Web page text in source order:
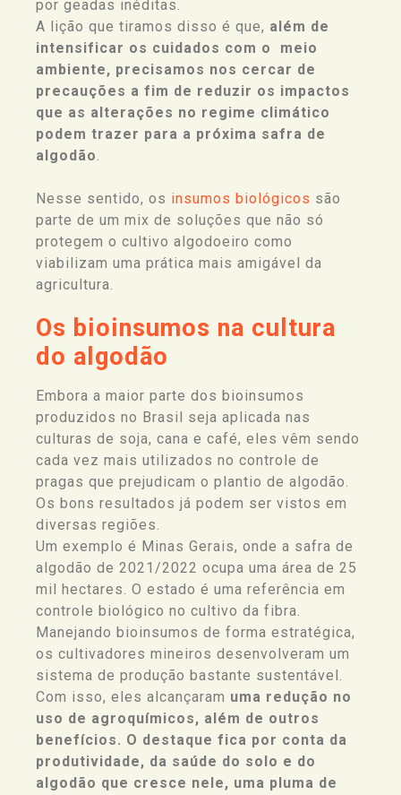
por geadas inéditas.
A lição que tiramos disso é que, além de
intensificar os cuidados com o meio
ambiente, precisamos nos cercar de
precauções a fim de reduzir os impactos
que as alterações no regime climático
podem trazer para a próxima safra de
algodão.
Nesse sentido, os insumos biológicos são
parte de um mix de soluções que não só
protegem o cultivo algodoeiro como
viabilizam uma prática mais amigável da
agricultura.
Os bioinsumos na cultura
do algodão
Embora a maior parte dos bioinsumos
produzidos no Brasil seja aplicada nas
culturas de soja, cana e café, eles vêm sendo
cada vez mais utilizados no controle de
pragas que prejudicam o plantio de algodão.
Os bons resultados já podem ser vistos em
diversas regiões.
Um exemplo é Minas Gerais, onde a safra de
algodão de 2021/2022 ocupa uma área de 25
mil hectares. O estado é uma referência em
controle biológico no cultivo da fibra.
Manejando bioinsumos de forma estratégica,
os cultivadores mineiros desenvolveram um
sistema de produção bastante sustentável.
Com isso, eles alcançaram uma redução no
uso de agroquímicos, além de outros
benefícios. O destaque fica por conta da
produtividade, da saúde do solo e do
algodão que cresce nele, uma pluma de